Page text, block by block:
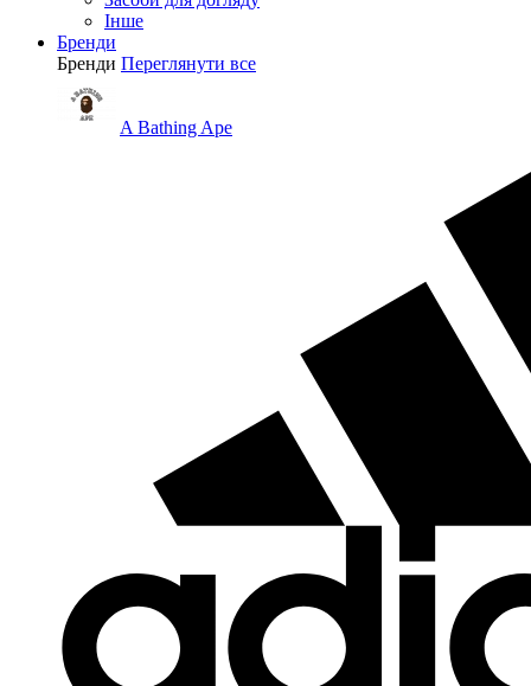
Інше
Бренди
Бренди Переглянути все
A Bathing Ape